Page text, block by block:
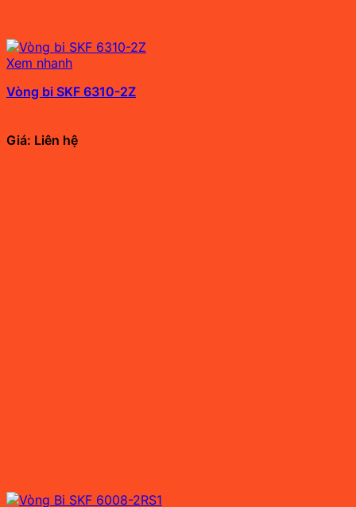
Xem nhanh
Vòng bi SKF 6310-2Z
Giá: Liên hệ